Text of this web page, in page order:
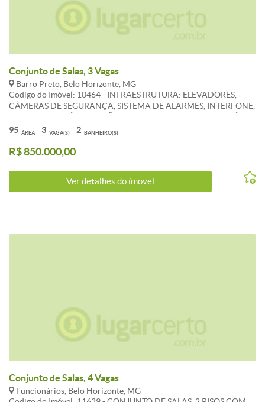
Conjunto de Salas, 3 Vagas
Barro Preto, Belo Horizonte, MG
Codigo do Imóvel: 10464 - INFRAESTRUTURA: ELEVADORES,
CÂMERAS DE SEGURANÇA, SISTEMA DE ALARMES, INTERFONE,
PRIVILEGIADA E PX AO COMÉRCIO. EXCELENTE SALA C/ 95M , 2
BANHEIROS, 3 VAGAS DE GARAGEM.
ÁREA
95 VAGA(S)
3 BANHEIRO(S)
2
R$ 850.000,00
Ver detalhes do ímovel
Conjunto de Salas, 4 Vagas
Funcionários, Belo Horizonte, MG